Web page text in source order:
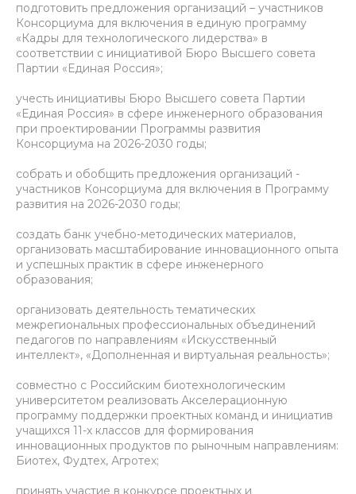
подготовить предложения организаций – участников
Консорциума для включения в единую программу
«Кадры для технологического лидерства» в
соответствии с инициативой Бюро Высшего совета
Партии «Единая Россия»;
учесть инициативы Бюро Высшего совета Партии
«Единая Россия» в сфере инженерного образования
при проектировании Программы развития
Консорциума на 2026-2030 годы;
собрать и обобщить предложения организаций -
участников Консорциума для включения в Программу
развития на 2026-2030 годы;
создать банк учебно-методических материалов,
организовать масштабирование инновационного опыта
и успешных практик в сфере инженерного
образования;
организовать деятельность тематических
межрегиональных профессиональных объединений
педагогов по направлениям «Искусственный
интеллект», «Дополненная и виртуальная реальность»;
совместно с Российским биотехнологическим
университетом реализовать Акселерационную
программу поддержки проектных команд и инициатив
учащихся 11-х классов для формирования
инновационных продуктов по рыночным направлениям:
Биотех, Фудтех, Агротех;
принять участие в конкурсе проектных и